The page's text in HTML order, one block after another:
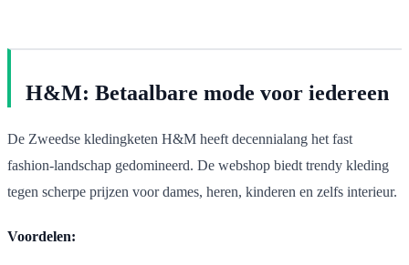
H&M: Betaalbare mode voor iedereen
De Zweedse kledingketen H&M heeft decennialang het fast
fashion-landschap gedomineerd. De webshop biedt trendy kleding
tegen scherpe prijzen voor dames, heren, kinderen en zelfs interieur.
Voordelen: